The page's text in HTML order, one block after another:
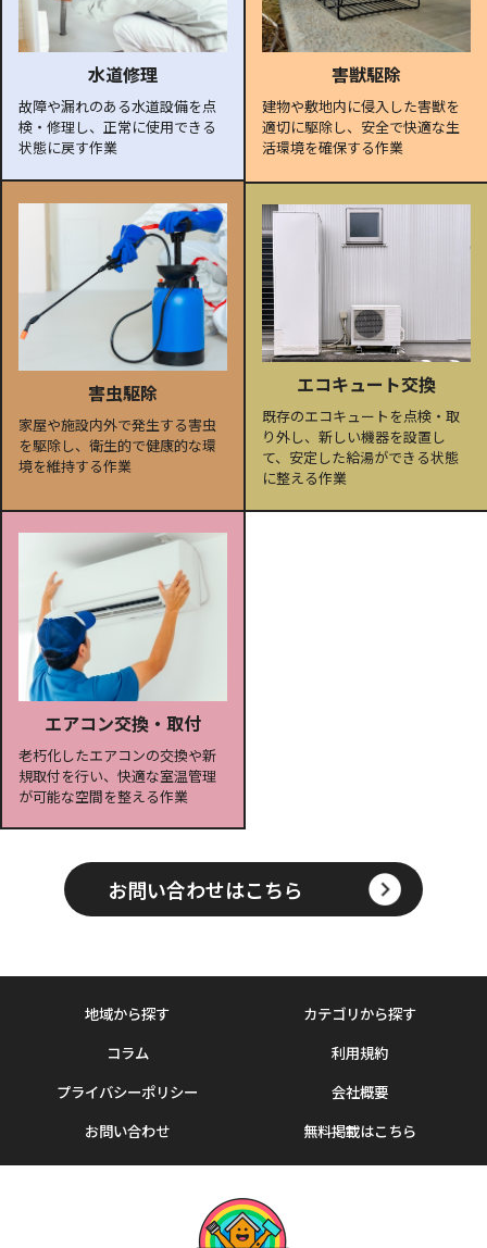
水道修理
故障や漏れのある水道設備を点
検・修理し、正常に使用できる
状態に戻す作業
害獣駆除
建物や敷地内に侵入した害獣を
適切に駆除し、安全で快適な生
活環境を確保する作業
害虫駆除
家屋や施設内外で発生する害虫
を駆除し、衛生的で健康的な環
境を維持する作業
エコキュート交換
既存のエコキュートを点検・取
り外し、新しい機器を設置し
て、安定した給湯ができる状態
に整える作業
エアコン交換・取付
老朽化したエアコンの交換や新
規取付を行い、快適な室温管理
が可能な空間を整える作業
お問い合わせはこちら
地域から探す
カテゴリから探す
コラム
利用規約
プライバシーポリシー
会社概要
お問い合わせ
無料掲載はこちら